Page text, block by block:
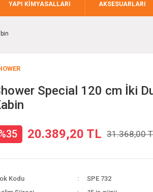
YAPI KİMYASALLARI
AKSESUARLARI
Special 120 cm İki
20.389,20 TL 31.368,00
Kodu
SPE 732